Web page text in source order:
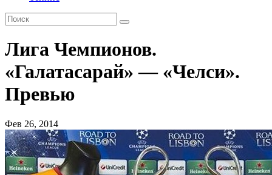
Лига Чемпионов.
«Галатасарай» — «Челси».
Превью
Фев 26, 2014